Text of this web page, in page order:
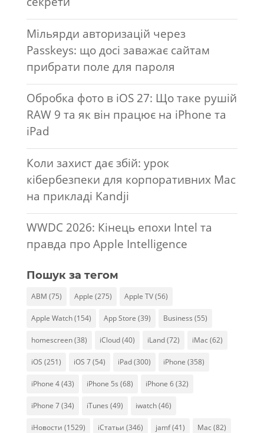
Мільярди авторизацій через
Passkeys: що досі заважає сайтам
прибрати поле для пароля
Обробка фото в iOS 27: Що таке рушій
RAW 9 та як він працює на iPhone та
iPad
Коли захист дає збій: урок
кібербезпеки для корпоративних Mac
на прикладі Kandji
WWDC 2026: Кінець епохи Intel та
правда про Apple Intelligence
Пошук за тегом
ABM (75) Apple (275) Apple TV(56)
Apple Watch(154) App Store (39) Business (55)
homescreen(38) iCloud(40) iLand(72) iMac (62)
iOS (251) iOS 7(54) iPad(300) iPhone (358)
iPhone 4(43) iPhone 5s (68) iPhone 6(32)
iPhone 7(34) iTunes (49) iwatch(46)
iНовости (1529) iСтатьи (346) jamf(41) Mac (82)